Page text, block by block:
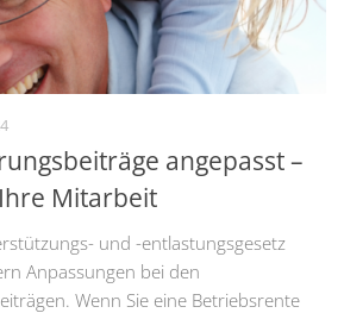
angepasst –
Mitarbeit
und -entlastungsgesetz
Anpassungen bei den
Wenn Sie eine Betriebsrente